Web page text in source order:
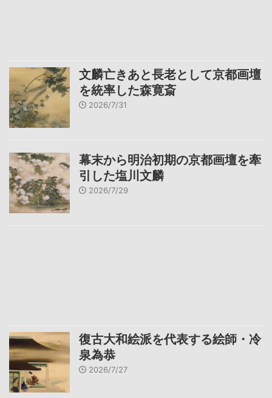
文麟亡きあと長老として京都画壇
を統率した森寛斎
2026/7/31
幕末から明治初期の京都画壇を牽
引した塩川文麟
2026/7/29
復古大和絵派を代表する絵師・冷
泉為恭
2026/7/27